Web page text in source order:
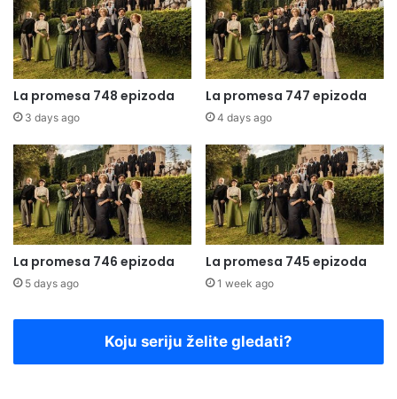
La promesa 748 epizoda
3 days ago
La promesa 747 epizoda
4 days ago
La promesa 746 epizoda
5 days ago
La promesa 745 epizoda
1 week ago
Koju seriju želite gledati?